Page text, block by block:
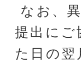
なお、
提出にご
た日の翌